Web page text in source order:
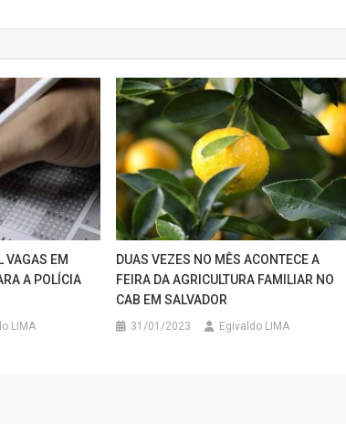
VAGAS EM
A POLÍCIA
LIMA
DUAS VEZES NO MÊS ACONTECE A
FEIRA DA AGRICULTURA FAMILIAR NO
CAB EM SALVADOR
31/01/2023 Egivaldo LIMA